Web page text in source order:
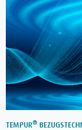
TEMPUR®